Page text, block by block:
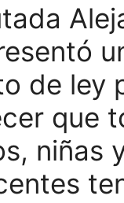
de ley
que
niñas